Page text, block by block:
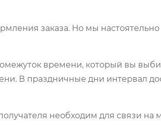
заказа. Но мы настоятельно
времени, который вы
В праздничные дни интервал
необходим для связи на